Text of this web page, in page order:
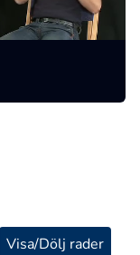
Visa/Dölj rader